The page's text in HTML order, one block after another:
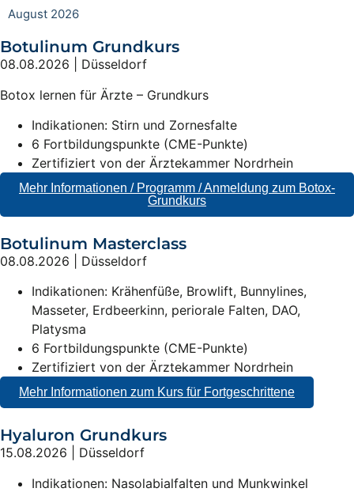
August 2026
Botulinum Grundkurs
08.08.2026 | Düsseldorf
Botox lernen für Ärzte – Grundkurs
Indikationen: Stirn und Zornesfalte
6 Fortbildungspunkte (CME-Punkte)
Zertifiziert von der Ärztekammer Nordrhein
Mehr Informationen / Programm / Anmeldung zum Botox-
Grundkurs
Botulinum Masterclass
08.08.2026 | Düsseldorf
Indikationen: Krähenfüße, Browlift, Bunnylines,
Masseter, Erdbeerkinn, periorale Falten, DAO,
Platysma
6 Fortbildungspunkte (CME-Punkte)
Zertifiziert von der Ärztekammer Nordrhein
Mehr Informationen zum Kurs für Fortgeschrittene
Hyaluron Grundkurs
15.08.2026 | Düsseldorf
Indikationen: Nasolabialfalten und Munkwinkel